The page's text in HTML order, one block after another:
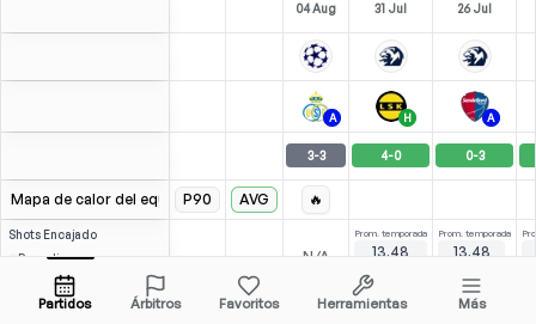
04 Aug 31 Jul 26 Jul
A H A
3-3 4-0 0-3
Mapa de calor del equipoP90 AVG 🔥
Shots Encajado
Prom. liga
- - N/A
Prom. temporada
13.48
12.73
Prom. temporada
13.48
14.56
Partidos Árbitros Favoritos Herramientas Más